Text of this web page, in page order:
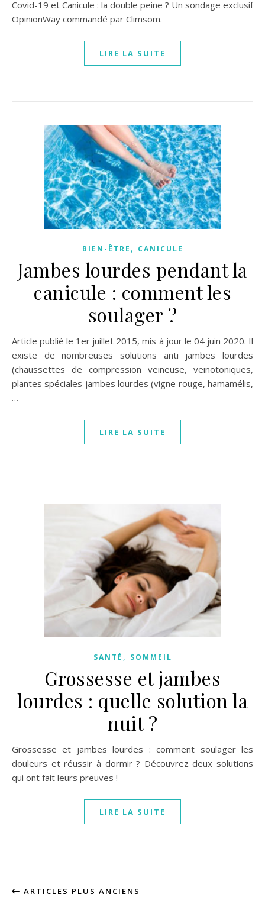
Covid-19 et Canicule : la double peine ? Un sondage exclusif
OpinionWay commandé par Climsom.
LIRE LA SUITE
BIEN-ÊTRE , CANICULE
Jambes lourdes pendant la
canicule : comment les
soulager ?
Article publié le 1er juillet 2015, mis à jour le 04 juin 2020. Il
existe de nombreuses solutions anti jambes lourdes
(chaussettes de compression veineuse, veinotoniques,
plantes spéciales jambes lourdes (vigne rouge, hamamélis,
…
LIRE LA SUITE
SANTÉ , SOMMEIL
Grossesse et jambes
lourdes : quelle solution la
nuit ?
Grossesse et jambes lourdes : comment soulager les
douleurs et réussir à dormir ? Découvrez deux solutions
qui ont fait leurs preuves !
LIRE LA SUITE
ARTICLES PLUS ANCIENS